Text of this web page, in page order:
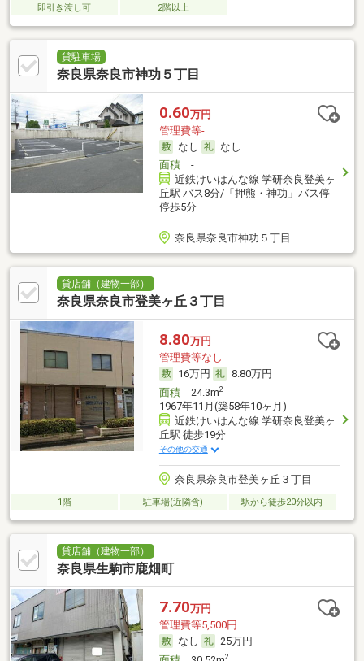
即引き渡し可 2階以上
貸駐車場
奈良県奈良市神功５丁目
0.60万円
管理費等-
なし
なし
面積-
近鉄けいはんな線 学研奈良登美ヶ
丘駅 バス8分/「押熊・神功」バス停
停歩5分
奈良県奈良市神功５丁目
貸店舗（建物一部）
奈良県奈良市登美ヶ丘３丁目
8.80万円
管理費等なし
16万円
8.80万円
面積24.3m2
1967年11月(築58年10ヶ月)
近鉄けいはんな線 学研奈良登美ヶ
丘駅 徒歩19分
その他の交通
奈良県奈良市登美ヶ丘３丁目
1階 駐車場(近隣含) 駅から徒歩20分以内
貸店舗（建物一部）
奈良県生駒市鹿畑町
7.70万円
管理費等5,500円
なし
25万円
2